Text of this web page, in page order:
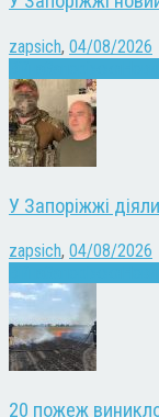
zapsich, 04/08/2026
У Запоріжжі
zapsich, 04/08/2026
20 пожеж